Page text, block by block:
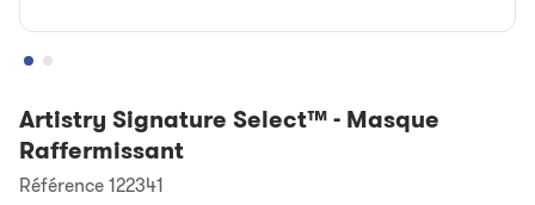
Artistry Signature Select™- Masque
Raffermissant
Référence 122341